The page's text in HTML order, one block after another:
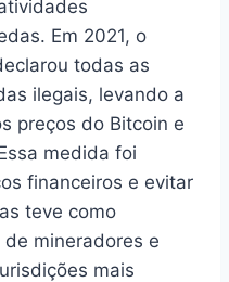
Em 2021, o
todas as
ilegais, levando a
preços do Bitcoin e
medida foi
financeiros e evitar
teve como
mineradores e
mais